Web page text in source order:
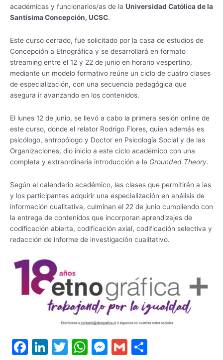
académicas y funcionarios/as de la Universidad Católica de la
Santísima Concepción, UCSC.
Este curso cerrado, fue solicitado por la casa de estudios de
Concepción a Etnográfica y se desarrollará en formato
streaming entre el 12 y 22 de junio en horario vespertino,
mediante un modelo formativo reúne un ciclo de cuatro clases
de especialización, con una secuencia pedagógica que
asegura ir avanzando en los contenidos.
El lunes 12 de junio, se llevó a cabo la primera sesión online de
este curso, donde el relator Rodrigo Flores, quien además es
psicólogo, antropólogo y Doctor en Psicología Social y de las
Organizaciones, dio inicio a este ciclo académico con una
completa y extraordinaria introducción a la Grounded Theory.
Según el calendario académico, las clases que permitirán a las
y los participantes adquirir una especialización en análisis de
información cualitativa, culminan el 22 de junio cumpliendo con
la entrega de contenidos que incorporan aprendizajes de
codificación abierta, codificación axial, codificación selectiva y
redacción de informe de investigación cualitativo.
F
Li T
W M G